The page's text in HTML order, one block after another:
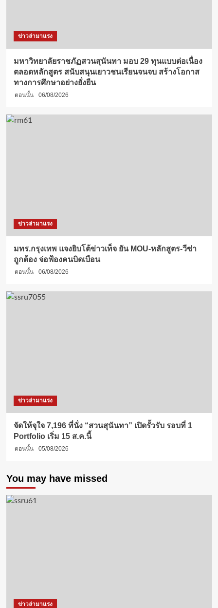
ข่าวล่ามาแรง
มหาวิทยาลัยราชภัฏสวนสุนันทา มอบ 29 ทุนแบบต่อเนื่อง
ตลอดหลักสูตร สนับสนุนเยาวชนเรียนจนจบ สร้างโอกาส
ทางการศึกษาอย่างยั่งยืน
ตอนนั้น 06/08/2026
ข่าวล่ามาแรง
มทร.กรุงเทพ แจงยิบโต้ข่าวเท็จ ยัน MOU-หลักสูตร-วีซ่า
ถูกต้อง จ่อฟ้องคนบิดเบือน
ตอนนั้น 06/08/2026
ข่าวล่ามาแรง
จัดให้จุใจ 7,196 ที่นั่ง “สวนสุนันทา” เปิดรั้วรับ รอบที่ 1
Portfolio เริ่ม 15 ส.ค.นี้
ตอนนั้น 05/08/2026
You may have missed
ข่าวล่ามาแรง